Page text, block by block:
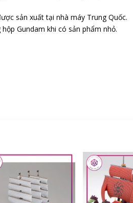
sản xuất tại nhà máy Trung Quốc.
Gundam khi có sản phẩm nhỏ.